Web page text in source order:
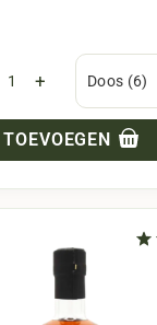
+ Doos (6)
TOEVOEGEN